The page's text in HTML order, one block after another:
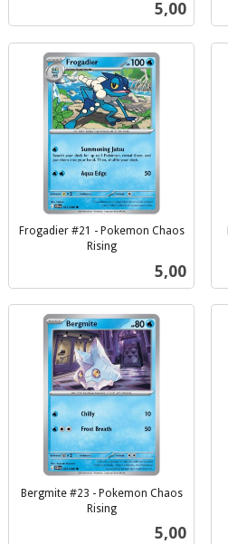
Pris
5,00
Frogadier #21 - Pokemon Chaos
Rising
Pris
5,00
Bergmite #23 - Pokemon Chaos
Rising
Pris
5,00